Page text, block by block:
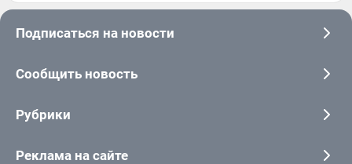
Подписаться на новости
Сообщить новость
Рубрики
Реклама на сайте